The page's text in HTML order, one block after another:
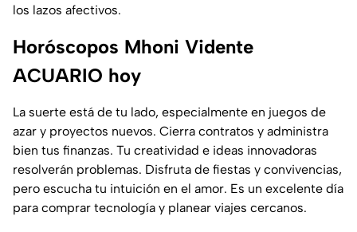
los lazos afectivos.
Horóscopos Mhoni Vidente
ACUARIO hoy
La suerte está de tu lado, especialmente en juegos de
azar y proyectos nuevos. Cierra contratos y administra
bien tus finanzas. Tu creatividad e ideas innovadoras
resolverán problemas. Disfruta de fiestas y convivencias,
pero escucha tu intuición en el amor. Es un excelente día
para comprar tecnología y planear viajes cercanos.